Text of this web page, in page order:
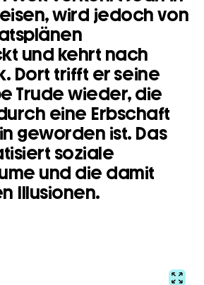
wird jedoch von
und kehrt nach
Dort trifft er seine
Trude wieder, die
eine Erbschaft
geworden ist. Das
soziale
und die damit
Illusionen.